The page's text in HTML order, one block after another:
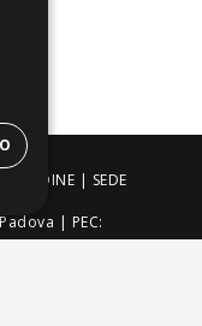
- UDINE | SEDE
| PEC: